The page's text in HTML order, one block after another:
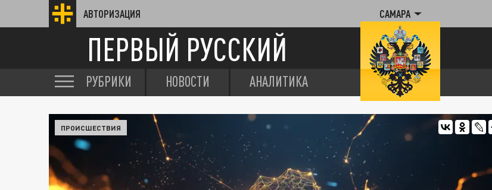
АВТОРИЗАЦИЯ САМАРА
ПЕРВЫЙ РУССКИЙ
РУБРИКИ НОВОСТИ АНАЛИТИКА
ПРОИСШЕСТВИЯ